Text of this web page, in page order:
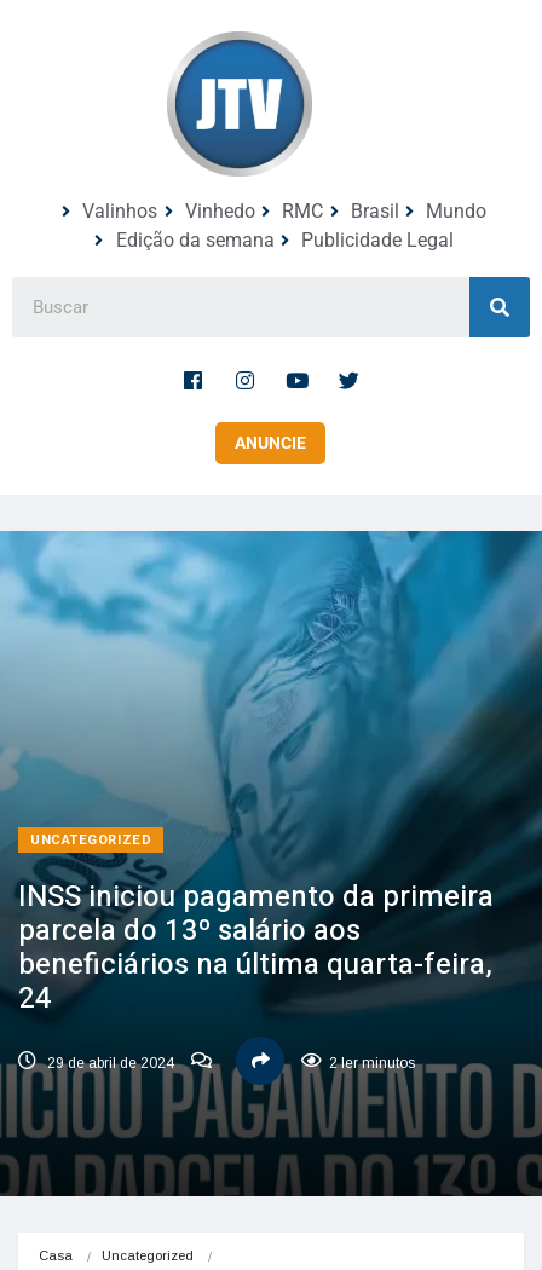
Valinhos Vinhedo RMC Brasil
Mundo
Edição da semana
Publicidade Legal
ANUNCIE
UNCATEGORIZED
INSS iniciou pagamento da primeira
parcela do 13º salário aos
beneficiários na última quarta-feira,
24
29 de abril de 2024 2 ler minutos
Casa Uncategorized